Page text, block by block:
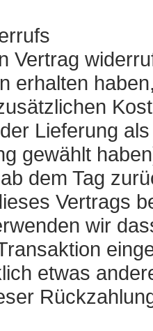
Vertrag
erhalten
Lieferung
gewählt
dem Tag
Vertrags
wir
etwas